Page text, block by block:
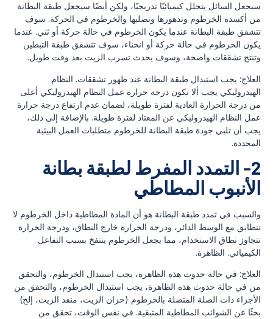
سيجعل السائل يتحلل كيميائيًا تدريجيًا، ولكن أيضًا سيجعل طبقة البطانة
من أكسدة الخرطوم وتدهورها وتصلبها والخرطوم في الحركة. سوف
تتشقق طبقة البطانة عندما يكون الخرطوم في حالة حركة أو ثني. عندما
يكون الخرطوم في حالة حركة أو انحناء، سوف تتشقق طبقة التبطين
وتنتج تشققات واضحة، وسوف يحدث تسرب الزيت بعد وقت طويل.
العلاج: يجب استبدال طبقة البطانة عند ظهور تشققات. النظام
الهيدروليكي يجب ألا تكون درجة حرارة عمل النظام الهيدروليكي أعلى
من درجة الحرارة العادية لفترة طويلة، لضمان عدم ارتفاع درجة حرارة
عمل النظام الهيدروليكي عن المعتاد لفترة طويلة. بالإضافة إلى ذلك،
يجب أن تلبي جودة طبقة البطانة للخرطوم متطلبات العمل البيئية
المحددة.
2- التمدد المفرط لطبقة بطانة
الأنبوب المطاطي
والسبب في تمدد طبقة البطانة هو أن المادة المطاطية داخل الخرطوم لا
تتطابق مع الوسط الدائر، ودرجة الحرارة خارج النطاق، ودرجة الحرارة
تتجاوز نطاق الاستخدام، مما يجعل الخرطوم ينتفخ بسبب التفاعل
الكيميائي. الظاهرة.
العلاج: في حالة حدوث هذه الظاهرة، يجب استبدال الخرطوم، والتحقق
من في حالة حدوث هذه الظاهرة، يجب استبدال الخرطوم، والتحقق من
الأجزاء ذات الصلة المتصلة بالخرطوم (خزان الزيت، منفذ الزيت، إلخ)
بحثًا عن الشوائب المطاطية المتبقية. في نفس الوقت، تحقق من